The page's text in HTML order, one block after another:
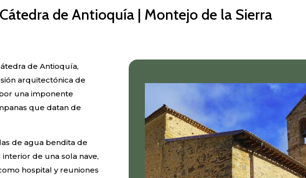
de Antioquía | Montejo de la Sierra
de Antioquía,
arquitectónica de
una imponente
que datan de
de agua bendita de
interior de una sola nave,
hospital y reuniones